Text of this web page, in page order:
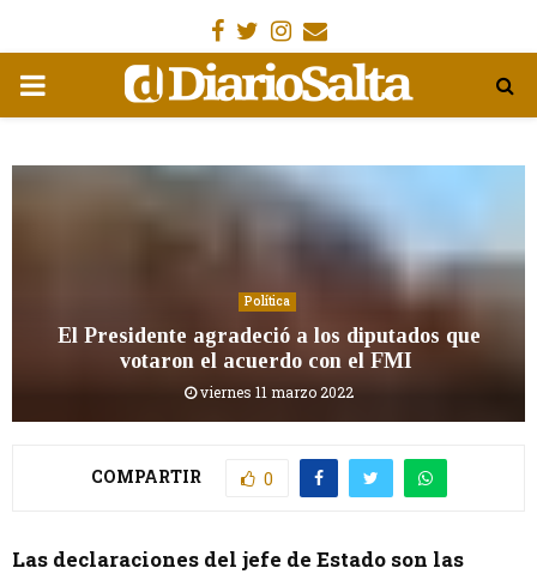
Facebook
Gorjeo
Instagram
Email
MENÚ
Política
El Presidente agradeció a los diputados que
votaron el acuerdo con el FMI
viernes 11 marzo 2022
COMPARTIR 0
Las declaraciones del jefe de Estado son las